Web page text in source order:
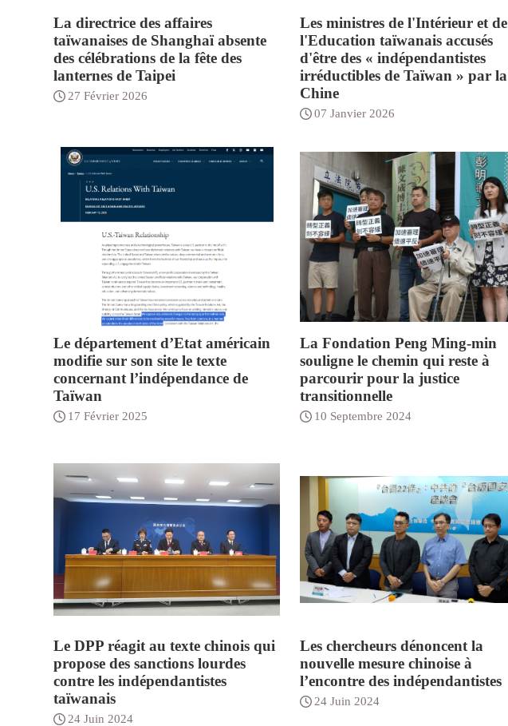
La directrice des affaires
taïwanaises de Shanghaï absente
des célébrations de la fête des
lanternes de Taipei
27 Février 2026
Les ministres de l'Intérieur et de
l'Education taïwanais accusés
d'être des « indépendantistes
irréductibles de Taïwan » par la
Chine
07 Janvier 2026
Le département d’Etat américain
modifie sur son site le texte
concernant l’indépendance de
Taïwan
17 Février 2025
La Fondation Peng Ming-min
souligne le chemin qui reste à
parcourir pour la justice
transitionnelle
10 Septembre 2024
Le DPP réagit au texte chinois qui
propose des sanctions lourdes
contre les indépendantistes
taïwanais
24 Juin 2024
Les chercheurs dénoncent la
nouvelle mesure chinoise à
l’encontre des indépendantistes
24 Juin 2024